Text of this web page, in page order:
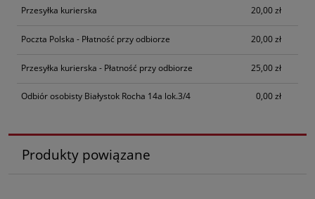
Przesyłka kurierska 20,00 zł
Poczta Polska - Płatność przy odbiorze 20,00 zł
Przesyłka kurierska - Płatność przy odbiorze 25,00 zł
Odbiór osobisty Białystok Rocha 14a lok.3/4 0,00 zł
Produkty powiązane